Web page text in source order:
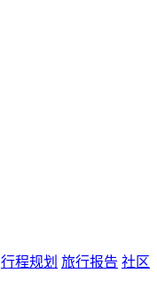
行程规划 旅行报告 社区